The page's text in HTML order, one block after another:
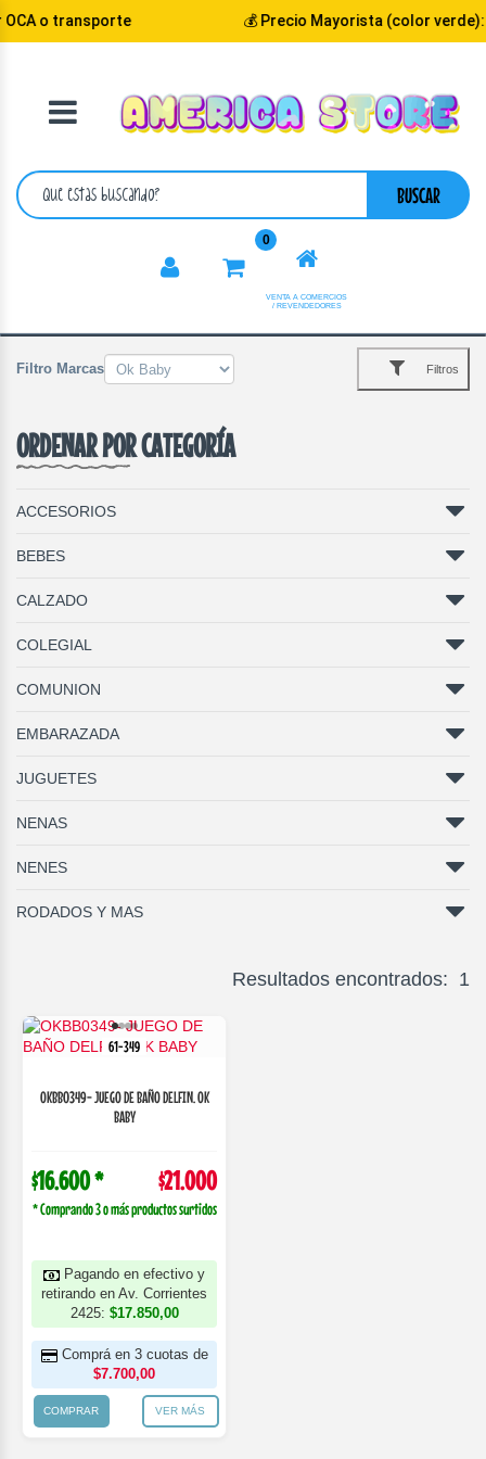
o transporte 💰 Precio Mayorista (color verde):
BUSCAR
0
VENTA A COMERCIOS
/ REVENDEDORES
VOLVER
CATEGORIA
Filtro Marcas Filtros
ORDENAR POR CATEGORÍA
ACCESORIOS
BEBES
CALZADO
COLEGIAL
COMUNION
EMBARAZADA
JUGUETES
NENAS
NENES
RODADOS Y MAS
Resultados encontrados: 1
61-349
OKBB0349- JUEGO DE BAÑO DELFIN. OK
BABY
$16.600 * $21.000
* Comprando 3 o más productos surtidos
Pagando en efectivo y
retirando en Av. Corrientes
2425: $17.850,00
Comprá en 3 cuotas de
$7.700,00
COMPRAR VER MÁS